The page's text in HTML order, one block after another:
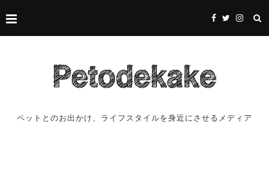
ペットとのお出かけ、ライフスタイルを身近にさせるメディア